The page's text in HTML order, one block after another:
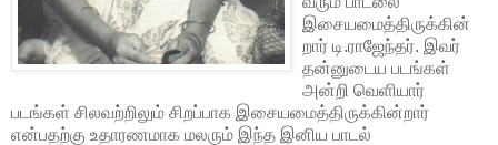
இசையமைத்திருக்கின்
றார் டி.ராஜேந்தர். இவர்
தன்னுடைய படங்கள்
அன்றி வெளியார்
படங்கள் சிலவற்றிலும் சிறப்பாக இசையமைத்திருக்கின்றார்
என்பதற்கு உதாரணமாக மலரும் இந்த இனிய பாடல்